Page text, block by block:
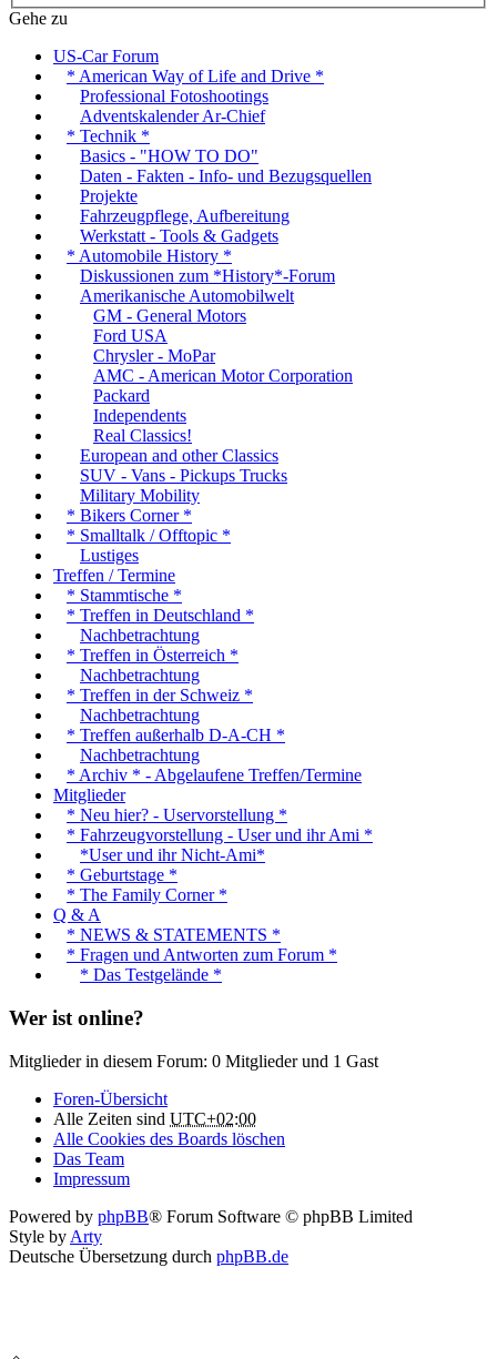
Gehe zu
US-Car Forum
* American Way of Life and Drive *
Professional Fotoshootings
Adventskalender Ar-Chief
* Technik *
Basics - "HOW TO DO"
Daten - Fakten - Info- und Bezugsquellen
Projekte
Fahrzeugpflege, Aufbereitung
Werkstatt - Tools & Gadgets
* Automobile History *
Diskussionen zum *History*-Forum
Amerikanische Automobilwelt
GM - General Motors
Ford USA
Chrysler - MoPar
AMC - American Motor Corporation
Packard
Independents
Real Classics!
European and other Classics
SUV - Vans - Pickups Trucks
Military Mobility
* Bikers Corner *
* Smalltalk / Offtopic *
Lustiges
Treffen / Termine
* Stammtische *
* Treffen in Deutschland *
Nachbetrachtung
* Treffen in Österreich *
Nachbetrachtung
* Treffen in der Schweiz *
Nachbetrachtung
* Treffen außerhalb D-A-CH *
Nachbetrachtung
* Archiv * - Abgelaufene Treffen/Termine
Mitglieder
* Neu hier? - Uservorstellung *
* Fahrzeugvorstellung - User und ihr Ami *
*User und ihr Nicht-Ami*
* Geburtstage *
* The Family Corner *
Q & A
* NEWS & STATEMENTS *
* Fragen und Antworten zum Forum *
* Das Testgelände *
Wer ist online?
Mitglieder in diesem Forum: 0 Mitglieder und 1 Gast
Foren-Übersicht
Alle Zeiten sind UTC+02:00
Alle Cookies des Boards löschen
Das Team
Impressum
Powered by phpBB® Forum Software © phpBB Limited
Style by Arty
Deutsche Übersetzung durch phpBB.de